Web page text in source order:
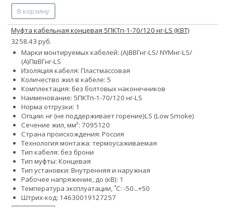
В корзину
Муфта кабельная концевая 5ПКТп-1-70/120 нг-LS (КВТ)
3258.43 руб.
Марки монтируемых кабелей: (А)ВВГнг-LS/ NYMнг-LS/
(А)ПвВГнг-LS
Изоляция кабеля: Пластмассовая
Количество жил в кабеле: 5
Комплектация: без болтовых наконечников
Наименование: 5ПКТп-1-70/120 нг-LS
Норма отгрузки: 1
Опции: нг (не поддерживает горение)LS (Low Smoke)
Сечение жил, мм²: 7095120
Страна происхождения: Россия
Технология монтажа: термоусаживаемая
Тип кабеля: без брони
Тип муфты: Концевая
Тип установки: Внутренняя и наружная
Рабочее напряжение, до (кВ): 1
Температура эксплуатации, ˚С: -50...+50
Штрих-код: 14630019127257